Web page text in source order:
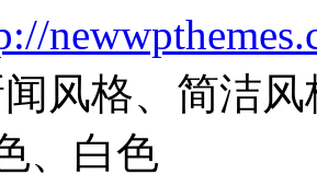
风格、简洁
、白色